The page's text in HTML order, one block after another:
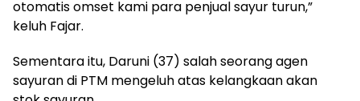
otomatis omset kami para penjual sayur turun,”
keluh Fajar.
Sementara itu, Daruni (37) salah seorang agen
sayuran di PTM mengeluh atas kelangkaan akan